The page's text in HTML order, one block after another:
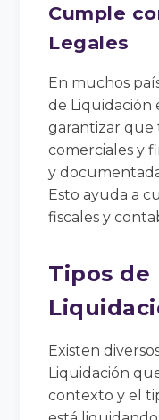
Cumple
Legales
En muchos
de Liquidación
garantizar que
comerciales y
y
Esto ayuda a
fiscales y
Tipos de
Existen
Liquidación
contexto y el